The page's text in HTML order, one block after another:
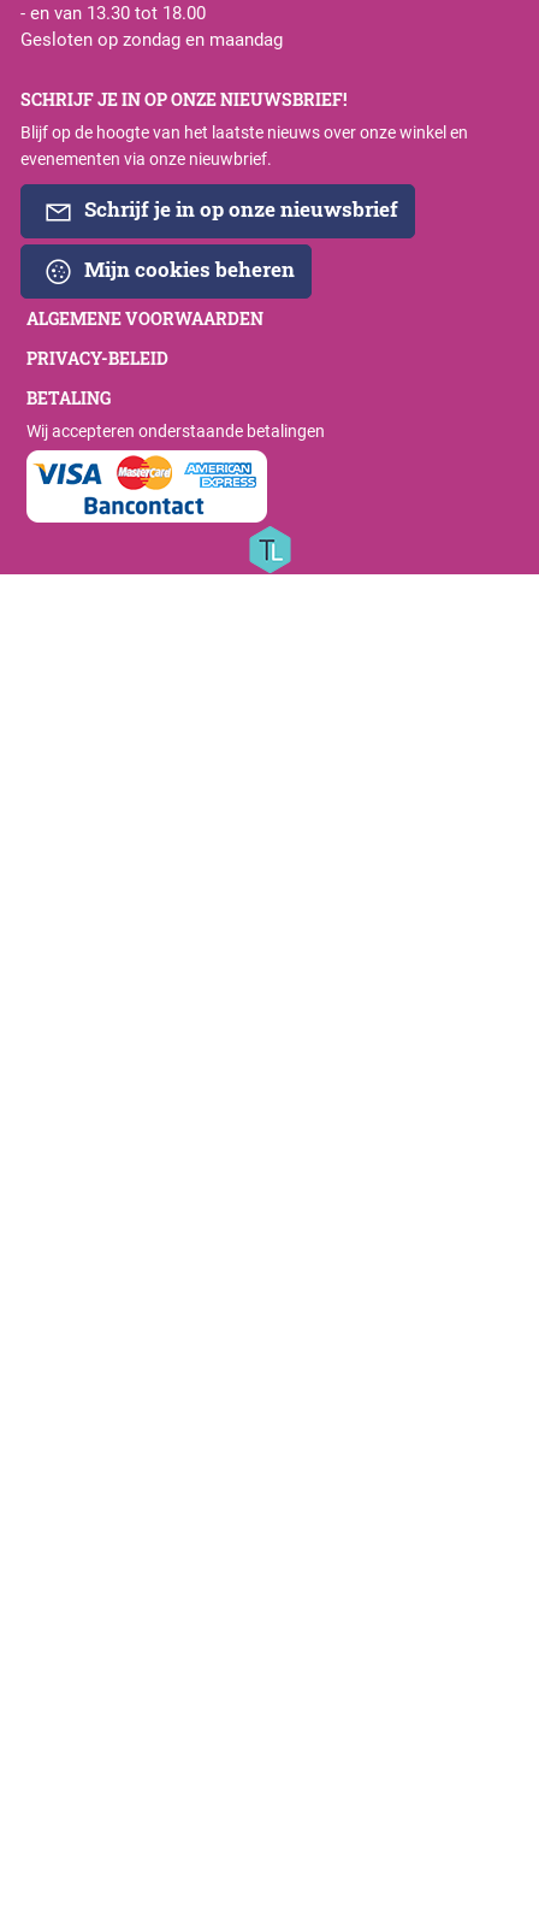
- en van 13.30 tot 18.00
Gesloten op zondag en maandag
SCHRIJF JE IN OP ONZE NIEUWSBRIEF!
Blijf op de hoogte van het laatste nieuws over onze winkel en
evenementen via onze nieuwbrief.
Schrijf je in op onze nieuwsbrief
Mijn cookies beheren
ALGEMENE VOORWAARDEN
PRIVACY-BELEID
BETALING
Wij accepteren onderstaande betalingen